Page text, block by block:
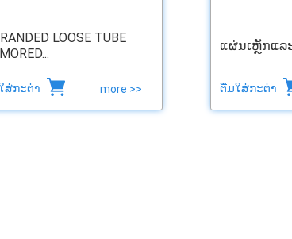
LOOSE TUBE
ສ່ກະຕ່າ more >>
ແຜ່ນເຫຼັກແລ
ຕື່ມໃສ່ກະຕ່າ